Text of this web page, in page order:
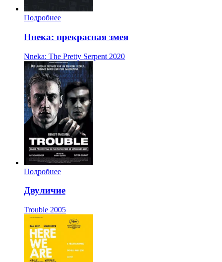
Подробнее
Ннека: прекрасная змея
Nneka: The Pretty Serpent 2020
Подробнее
Двуличие
Trouble 2005